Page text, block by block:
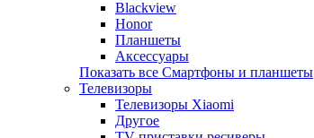
Blackview
Honor
Планшеты
Аксессуары
Показать все Смартфоны и планшеты
Телевизоры
Телевизоры Xiaomi
Другое